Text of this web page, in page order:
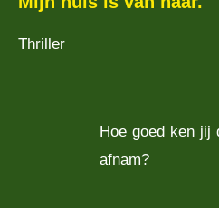
Thriller
Hoe goed ken jij
afnam?